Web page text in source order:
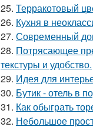
25. Терракотовый
26. Кухня в
27. Современный
28. Потрясающее
текстуры и удобство.
29. Идея для
30. Бутик - отель в
31. Как обыграть
32. Небольшое